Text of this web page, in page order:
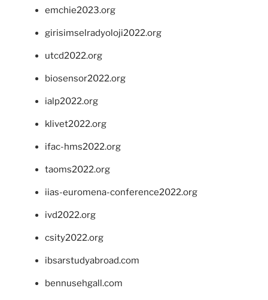
emchie2023.org
girisimselradyoloji2022.org
utcd2022.org
biosensor2022.org
ialp2022.org
klivet2022.org
ifac-hms2022.org
taoms2022.org
iias-euromena-conference2022.org
ivd2022.org
csity2022.org
ibsarstudyabroad.com
bennusehgall.com